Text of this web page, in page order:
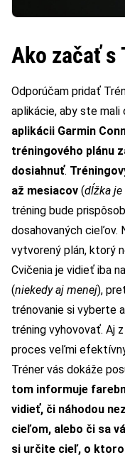
Ako začať s
Odporúčam pridať
aplikácie, aby ste
aplikácii Garmin
tréningového plánu
dosiahnuť.
až mesiacov (dĺžka
tréning bude
dosahovaných cieľov.
vytvorený plán, ktorý
Cvičenia je vidieť iba
(niekedy aj menej),
trénovanie si vyberte
tréning vyhovovať. Aj
proces veľmi
Tréner vás dokáže
tom informuje
vidieť, či náhodou
cieľom, alebo či sa
si určite cieľ, o